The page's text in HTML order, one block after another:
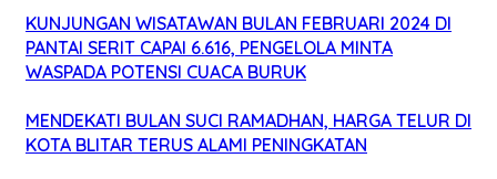
KUNJUNGAN WISATAWAN BULAN FEBRUARI 2024 DI
PANTAI SERIT CAPAI 6.616, PENGELOLA MINTA
WASPADA POTENSI CUACA BURUK
MENDEKATI BULAN SUCI RAMADHAN, HARGA TELUR DI
KOTA BLITAR TERUS ALAMI PENINGKATAN